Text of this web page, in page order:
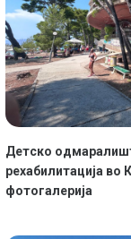
Детско
рехабилитација во
фотогалерија